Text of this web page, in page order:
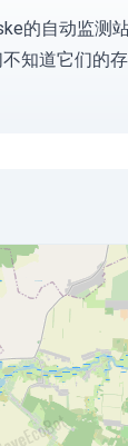
的自动监测
知道它们的